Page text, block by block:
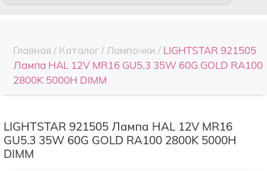
Главная / Каталог/ Лампочки / LIGHTSTAR 921505
Лампа HAL 12V MR16 GU5.3 35W 60G GOLD RA100
2800K 5000H DIMM
LIGHTSTAR 921505 Лампа HAL 12V MR16
GU5.3 35W 60G GOLD RA100 2800K 5000H
DIMM